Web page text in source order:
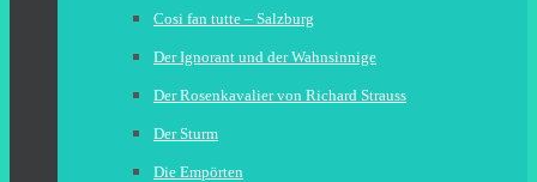
Cosi fan tutte – Salzburg
Der Ignorant und der Wahnsinnige
Der Rosenkavalier von Richard Strauss
Der Sturm
Die Empörten